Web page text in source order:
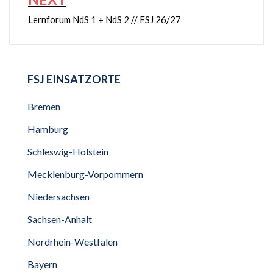
Lernforum NdS 1 + NdS 2 // FSJ 26/27
FSJ EINSATZORTE
Bremen
Hamburg
Schleswig-Holstein
Mecklenburg-Vorpommern
Niedersachsen
Sachsen-Anhalt
Nordrhein-Westfalen
Bayern